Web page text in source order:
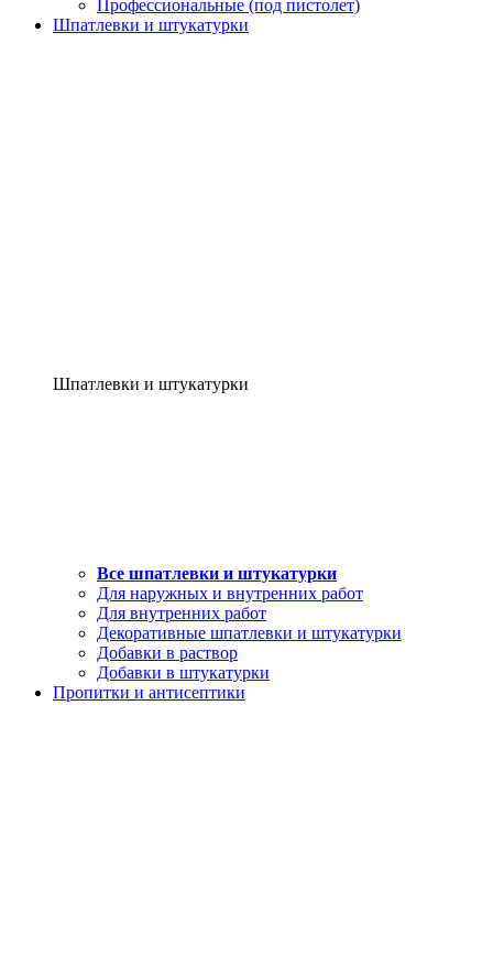
Профессиональные (под пистолет)
Шпатлевки и штукатурки
Шпатлевки и штукатурки
Все шпатлевки и штукатурки
Для наружных и внутренних работ
Для внутренних работ
Декоративные шпатлевки и штукатурки
Добавки в раствор
Добавки в штукатурки
Пропитки и антисептики